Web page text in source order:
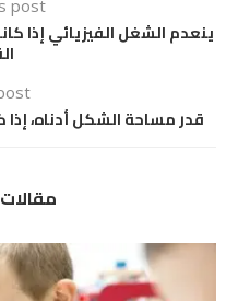
post
ينعدم الشغل الفيزيائي إذا
قدر مساحة الشكل أدناه،